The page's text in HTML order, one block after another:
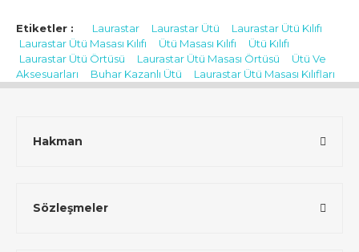
Etiketler : Laurastar Laurastar Ütü
Laurastar Ütü Kılıfı
Laurastar Ütü Masası Kılıfı
Ütü Masası Kılıfı
Ütü Kılıfı
Laurastar Ütü Örtüsü
Laurastar Ütü Masası Örtüsü
Ütü Ve
Aksesuarları
Buhar Kazanlı Ütü Laurastar Ütü Masası Kılıfları
Hakman
Sözleşmeler